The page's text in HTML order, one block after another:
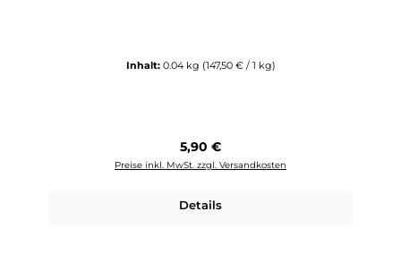
Inhalt: 0.04 kg (147,50 € / 1 kg)
Regulärer Preis:
5,90 €
Preise inkl. MwSt. zzgl. Versandkosten
Details